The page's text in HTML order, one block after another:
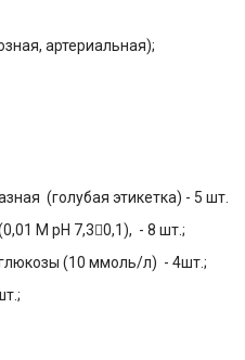
артериальная);
(голубая этикетка) - 5 шт.
M pH 7,30,1), - 8 шт.;
(10 ммоль/л) - 4шт.;